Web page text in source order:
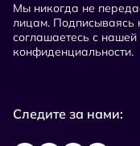
Мы никогда не
лицам. Подписываясь
соглашаетесь с нашей
конфиденциальности.
Следите за нами: